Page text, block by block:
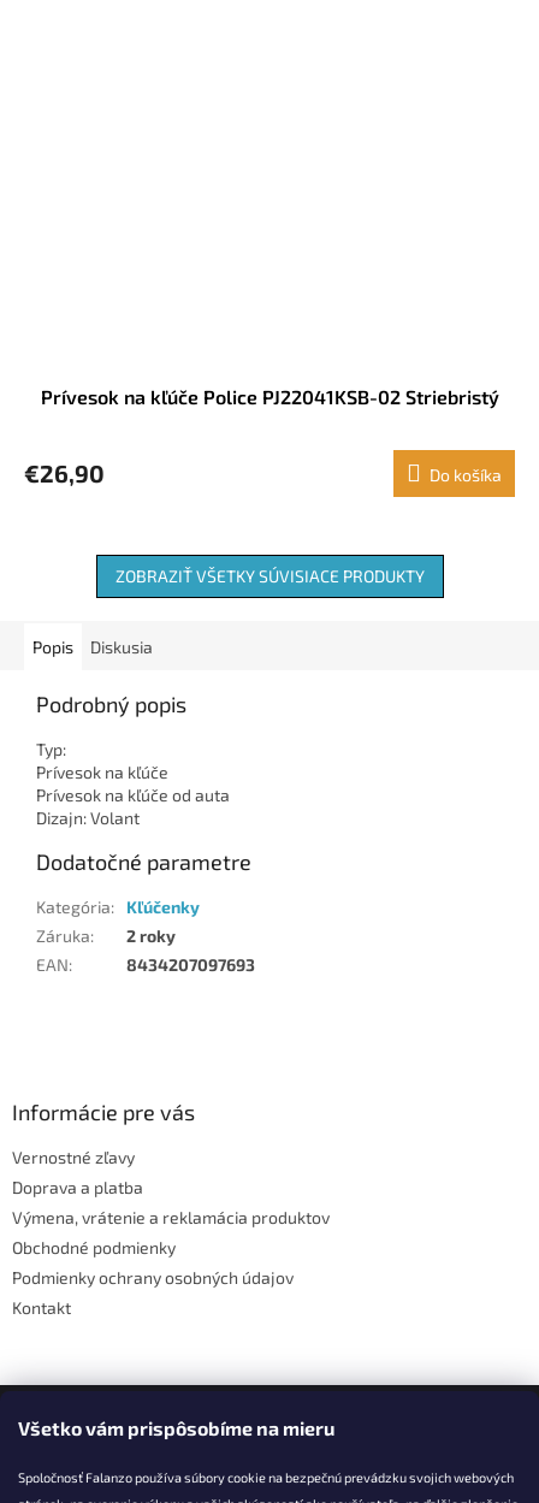
Všetko vám prispôsobíme na mieru
Spoločnosť Falanzo používa súbory cookie na bezpečnú prevádzku svojich webových
Prívesok na kľúče Police PJ22041KSB-02 Striebristý
€26,90 Do košíka
ZOBRAZIŤ VŠETKY SÚVISIACE PRODUKTY
Popis Diskusia
Podrobný popis
Typ:
Prívesok na kľúče
Prívesok na kľúče od auta
Dizajn: Volant
Dodatočné parametre
Kategória:
Kľúčenky
Záruka:
2 roky
EAN: 8434207097693
Informácie pre vás
Vernostné zľavy
Doprava a platba
Výmena, vrátenie a reklamácia produktov
Obchodné podmienky
Podmienky ochrany osobných údajov
Kontakt
Facebook